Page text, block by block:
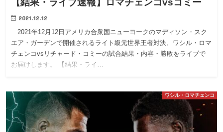
【結果・ライブ速報】ロマチェンコvsコミー
2021.12.12
2021年12月12日アメリカ合衆国ニューヨークのマディソン・スク
エア・ガーデンで開催されるライト級元世界王者対決、ワシル・ロマ
チェンコvsリチャード・コミーの試合結果・内容・勝敗をライブで
お届けします。 【結果・ライ…
ワシル・ロマチェンコ